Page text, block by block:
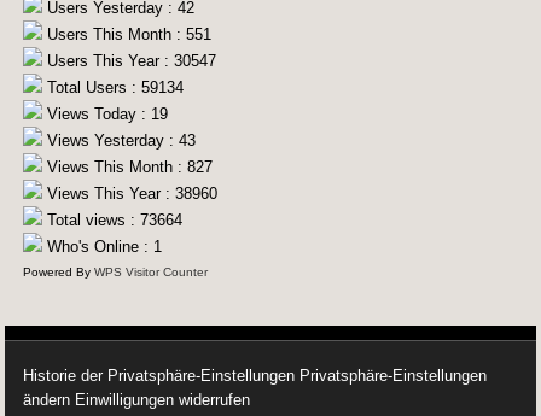
Users Yesterday : 42
Users This Month : 551
Users This Year : 30547
Total Users : 59134
Views Today : 19
Views Yesterday : 43
Views This Month : 827
Views This Year : 38960
Total views : 73664
Who's Online : 1
Powered ByWPS Visitor Counter
Historie der Privatsphäre-Einstellungen Privatsphäre-Einstellungen
ändern Einwilligungen widerrufen